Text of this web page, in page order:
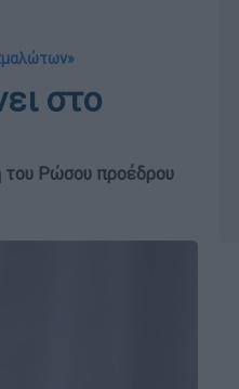
στο
του Ρώσου προέδρου